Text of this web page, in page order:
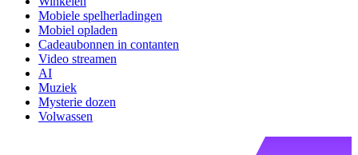
Mobiele spelherladingen
Mobiel opladen
Cadeaubonnen in contanten
Video streamen
AI
Muziek
Mysterie dozen
Volwassen